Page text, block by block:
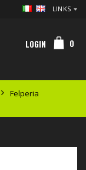
LINKS
LOGIN 0
Felperia